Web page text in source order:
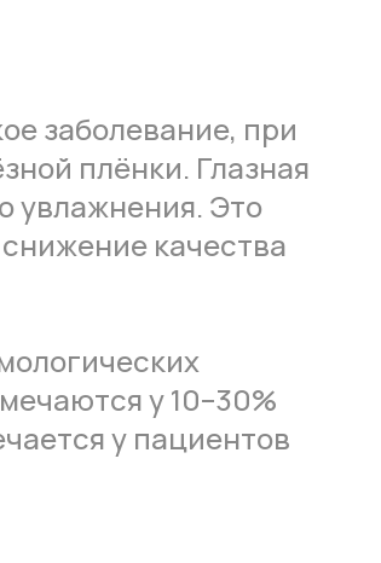
заболевание, при
плёнки. Глазная
увлажнения. Это
качества
у 10–30%
у пациентов